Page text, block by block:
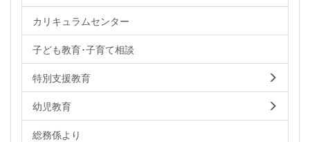
カリキュラムセンター
子ども教育･子育て相談
特別支援教育
幼児教育
総務係より